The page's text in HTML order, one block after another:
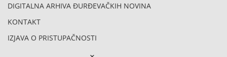
DIGITALNA ARHIVA ĐURĐEVAČKIH NOVINA
KONTAKT
IZJAVA O PRISTUPAČNOSTI